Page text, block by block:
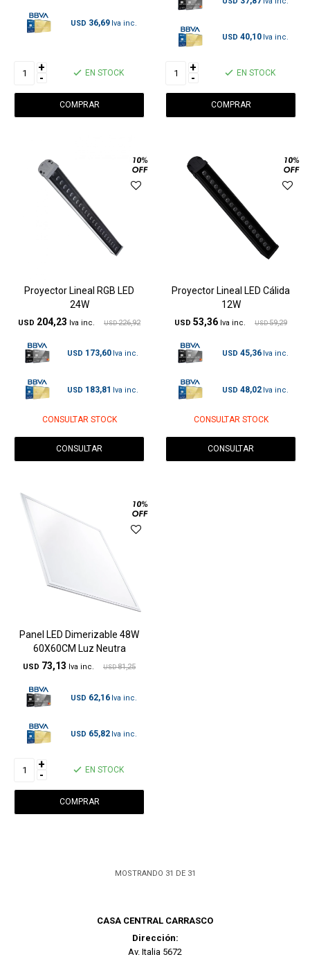
USD 36,69
+
- EN STOCK
USD 40,10
+
- EN STOCK
Proyector Lineal RGB LED
24W
USD 204,23 USD 226,92
USD 173,60
USD 183,81
CONSULTAR STOCK
CONSULTAR
Proyector Lineal LED Cálida
12W
USD 53,36 USD 59,29
USD 45,36
USD 48,02
CONSULTAR STOCK
CONSULTAR
Panel LED Dimerizable 48W
60X60CM Luz Neutra
USD 73,13 USD 81,25
USD 62,16
USD 65,82
+
- EN STOCK
MOSTRANDO 31 DE 31
CASA CENTRAL CARRASCO
Dirección:
Av. Italia 5672